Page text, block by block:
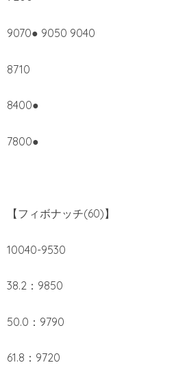
9070● 9050 9040
8710
8400●
7800●
【フィボナッチ(60)】
10040-9530
38.2：9850
50.0：9790
61.8：9720